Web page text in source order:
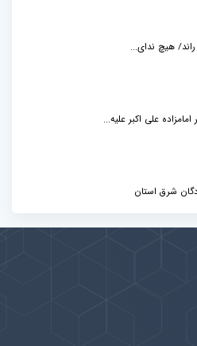
هیچ ندای...
علی اکبر علیه...
شرق استان